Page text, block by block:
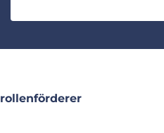
rollenförderer